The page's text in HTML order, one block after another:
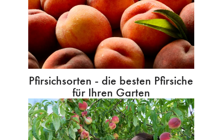
Pfirsichsorten - die besten Pfirsiche
für Ihren Garten